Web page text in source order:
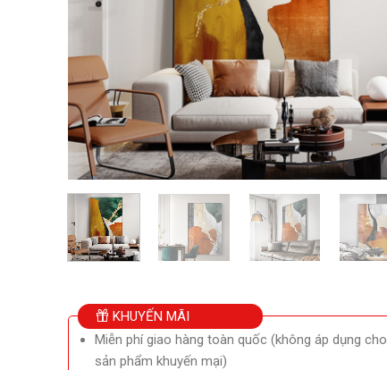
KHUYẾN MÃI
Miễn phí giao hàng toàn quốc (không áp dụng cho
sản phẩm khuyến mại)